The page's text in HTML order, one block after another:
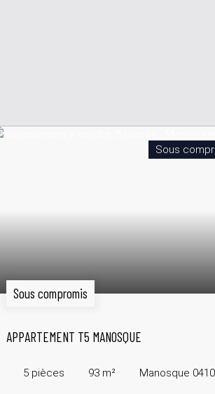
Sous
Sous compromis
APPARTEMENT T5 MANOSQUE
5 pièces 93 m² Manosque